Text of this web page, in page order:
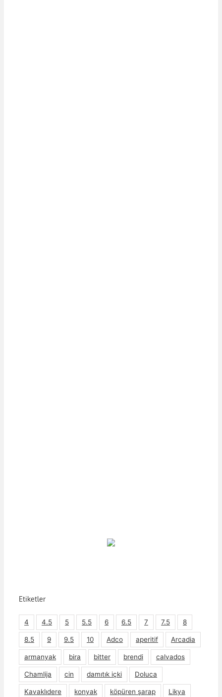
Etiketler
4 4.5 5 5.5 6 6.5 7 7.5 8
8.5 9 9.5 10 Adco aperitif Arcadia
armanyak bira bitter brendi calvados
Chamlija cin damıtık içki Doluca
Kavaklıdere konyak köpüren şarap Likya